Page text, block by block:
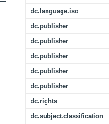
dc.language.iso
dc.publisher
dc.publisher
dc.publisher
dc.publisher
dc.publisher
dc.rights
dc.subject.classification